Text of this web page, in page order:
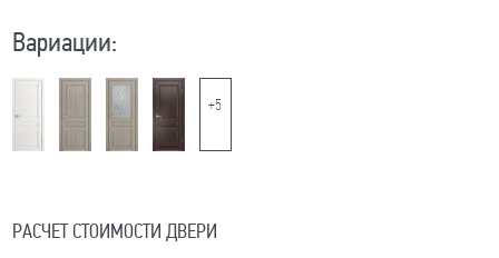
Вариации:
+5
РАСЧЕТ СТОИМОСТИ ДВЕРИ